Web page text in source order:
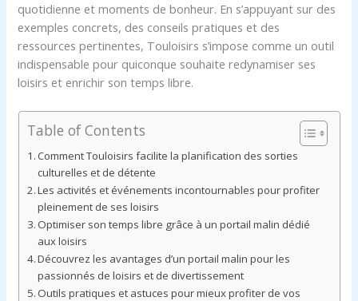
quotidienne et moments de bonheur. En s’appuyant sur des
exemples concrets, des conseils pratiques et des
ressources pertinentes, Touloisirs s’impose comme un outil
indispensable pour quiconque souhaite redynamiser ses
loisirs et enrichir son temps libre.
Table of Contents
Comment Touloisirs facilite la planification des sorties
culturelles et de détente
Les activités et événements incontournables pour profiter
pleinement de ses loisirs
Optimiser son temps libre grâce à un portail malin dédié
aux loisirs
Découvrez les avantages d’un portail malin pour les
passionnés de loisirs et de divertissement
Outils pratiques et astuces pour mieux profiter de vos